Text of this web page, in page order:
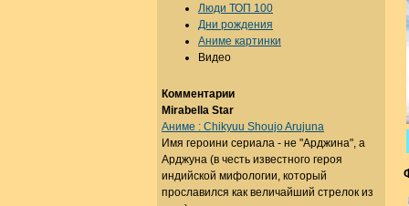
Люди ТОП 100
Дни рождения
Аниме картинки
Видео
Комментарии
Mirabella Star
Аниме : Chikyuu Shoujo Arujuna
Имя героини сериала - не "Арджина", а
Арджуна (в честь известного героя
индийской мифологии, который
прославился как величайший стрелок из